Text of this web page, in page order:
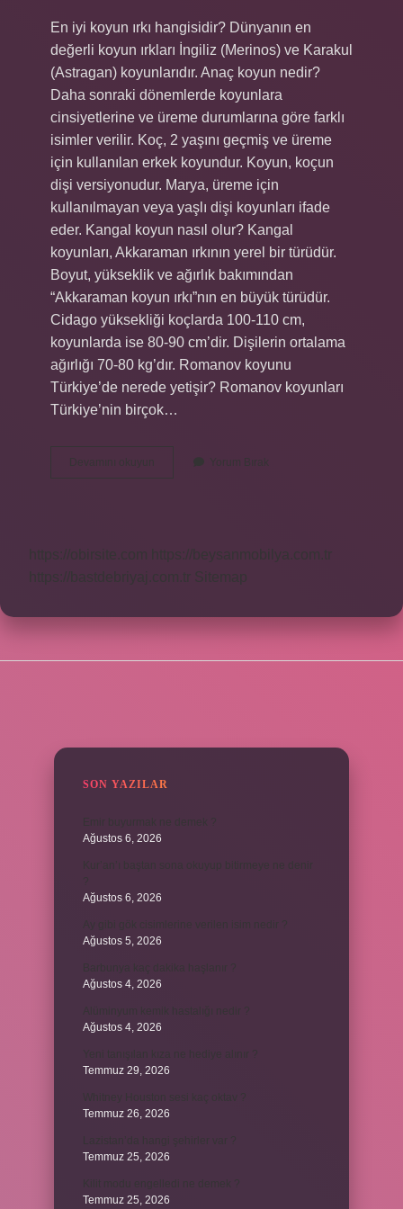
En iyi koyun ırkı hangisidir? Dünyanın en
değerli koyun ırkları İngiliz (Merinos) ve Karakul
(Astragan) koyunlarıdır. Anaç koyun nedir?
Daha sonraki dönemlerde koyunlara
cinsiyetlerine ve üreme durumlarına göre farklı
isimler verilir. Koç, 2 yaşını geçmiş ve üreme
için kullanılan erkek koyundur. Koyun, koçun
dişi versiyonudur. Marya, üreme için
kullanılmayan veya yaşlı dişi koyunları ifade
eder. Kangal koyun nasıl olur? Kangal
koyunları, Akkaraman ırkının yerel bir türüdür.
Boyut, yükseklik ve ağırlık bakımından
“Akkaraman koyun ırkı”nın en büyük türüdür.
Cidago yüksekliği koçlarda 100-110 cm,
koyunlarda ise 80-90 cm’dir. Dişilerin ortalama
ağırlığı 70-80 kg’dır. Romanov koyunu
Türkiye’de nerede yetişir? Romanov koyunları
Türkiye’nin birçok…
Devamını okuyun
Koyun
Yorum Bırak
https://obirsite.com
https://beysanmobilya.com.tr
https://bastdebriyaj.com.tr Sitemap
SON YAZILAR
Ağustos 6, 2026
Ağustos 6, 2026
Ağustos 5, 2026
Ağustos 4, 2026
Ağustos 4, 2026
Temmuz 29, 2026
Temmuz 26, 2026
Temmuz 25, 2026
Temmuz 25, 2026